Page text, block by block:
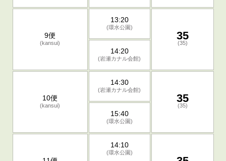
9便
(kansui)
13:20
(環水公園)
35
(35)
14:20
(岩瀬カナル会館)
10便
(kansui)
14:30
(岩瀬カナル会館)
35
(35)
15:40
(環水公園)
14:10
(環水公園)